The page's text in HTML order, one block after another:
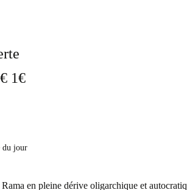
1€
du jour
en pleine dérive oligarchique et